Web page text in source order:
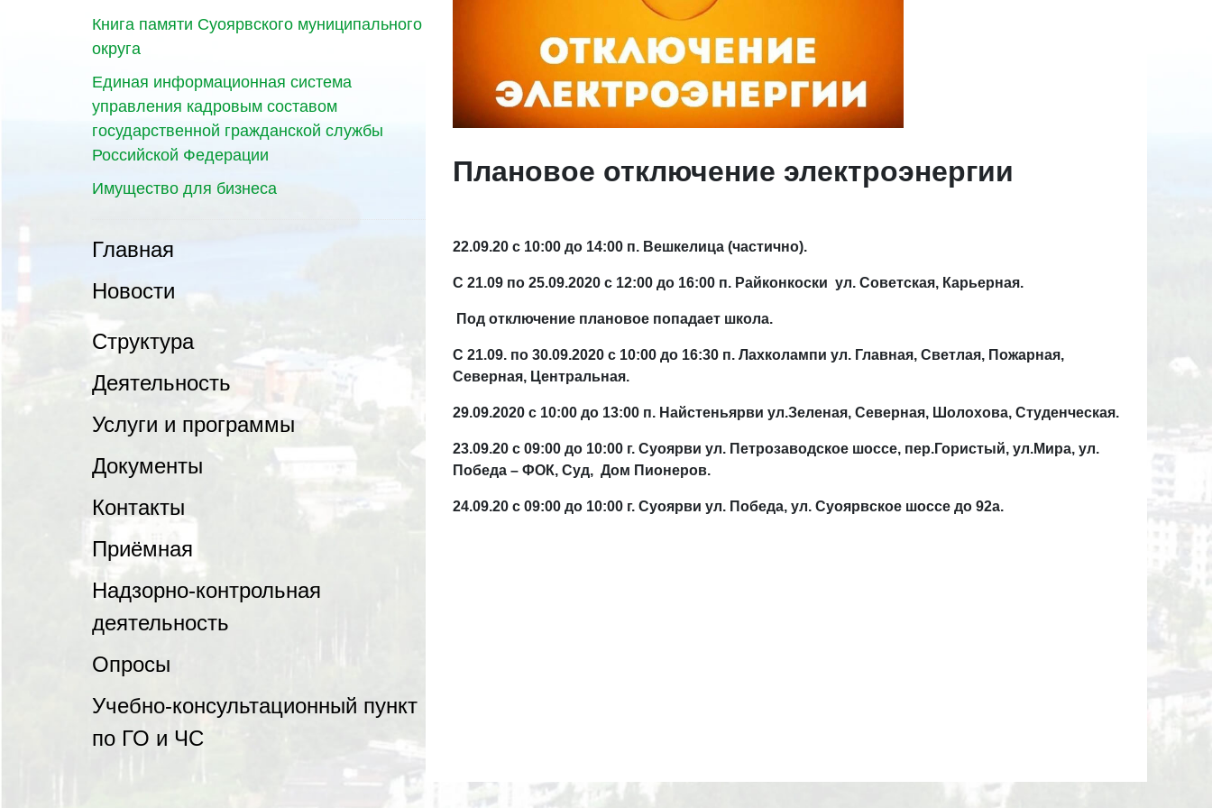
Книга памяти Суоярвского муниципального
округа
Единая информационная система
управления кадровым составом
государственной гражданской службы
Российской Федерации
Имущество для бизнеса
Главная
Новости
Структура
Деятельность
Услуги и программы
Документы
Контакты
Приёмная
Надзорно-контрольная
деятельность
Опросы
Учебно-консультационный пункт
по ГО и ЧС
Плановое отключение электроэнергии
22.09.20 с 10:00 до 14:00 п. Вешкелица (частично).
С 21.09 по 25.09.2020 с 12:00 до 16:00 п. Райконкоски ул. Советская, Карьерная.
Под отключение плановое попадает школа.
С 21.09. по 30.09.2020 с 10:00 до 16:30 п. Лахколампи ул. Главная, Светлая, Пожарная,
Северная, Центральная.
29.09.2020 с 10:00 до 13:00 п. Найстеньярви ул.Зеленая, Северная, Шолохова, Студенческая.
23.09.20 с 09:00 до 10:00 г. Суоярви ул. Петрозаводское шоссе, пер.Гористый, ул.Мира, ул.
Победа – ФОК, Суд, Дом Пионеров.
24.09.20 с 09:00 до 10:00 г. Суоярви ул. Победа, ул. Суоярвское шоссе до 92а.